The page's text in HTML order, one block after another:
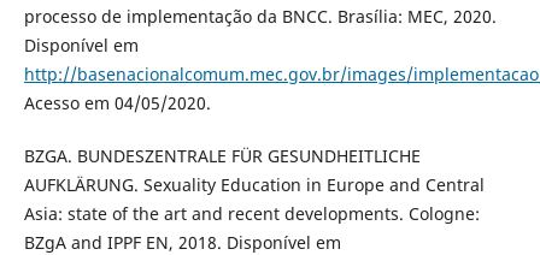
processo de implementação da BNCC. Brasília: MEC, 2020.
Disponível em
http://basenacionalcomum.mec.gov.br/images/implementacao/
Acesso em 04/05/2020.
BZGA. BUNDESZENTRALE FÜR GESUNDHEITLICHE
AUFKLÄRUNG. Sexuality Education in Europe and Central
Asia: state of the art and recent developments. Cologne:
BZgA and IPPF EN, 2018. Disponível em